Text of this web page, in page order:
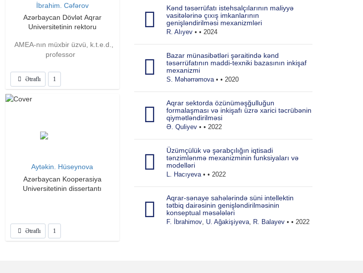
İbrahim. Cəfərov
Azərbaycan Dövlət Aqrar
Universitetinin rektoru
AMEA-nın müxbir üzvü, k.t.e.d.,
professor
Ətraflı 1
Aytəkin. Hüseynova
Azərbaycan Kooperasiya
Universitetinin dissertantı
Ətraflı 1
V. Mehdiyev
Bioloji aktivlər üzrə məsrəflərin
kapitallaşdırılması əməliyyatlarının
Kənd təsərrüfatı istehsalçılarının maliyyə
vasitələrinə çıxış imkanlarının
genişləndirilməsi mexanizmləri
R. Alıyev• • 2024
Bazar münasibətləri şəraitində kənd
təsərrüfatının maddi-texniki bazasının inkişaf
mexanizmi
S. Məhərrəmova• • 2020
Aqrar sektorda özünüməşğulluğun
formalaşması və inkişafı üzrə xarici təcrübənin
qiymətləndirilməsi
Ə. Quliyev• • 2022
Üzümçülük və şərabçılığın iqtisadi
tənzimlənmə mexanizminin funksiyaları və
modelləri
L. Hacıyeva• • 2022
Aqrar-sənaye sahələrində süni intellektin
tətbiq dairəsinin genişləndirilməsinin
konseptual məsələləri
F. İbrahimov, U. Ağakişiyeva, R. Balayev• • 2022